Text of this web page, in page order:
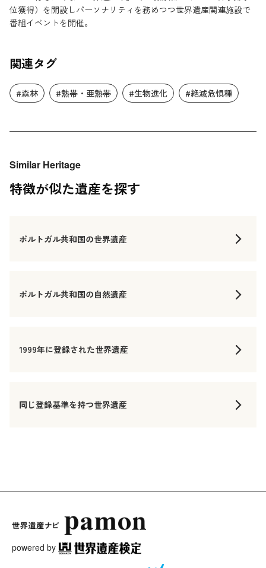
位獲得）を開設しパーソナリティを務めつつ世界遺産関連施設で
番組イベントを開催。
関連タグ
#森林 #熱帯・亜熱帯 #生物進化 #絶滅危惧種
Similar Heritage
特徴が似た遺産を探す
ポルトガル共和国の世界遺産
ポルトガル共和国の自然遺産
1999年に登録された世界遺産
同じ登録基準を持つ世界遺産
powered by